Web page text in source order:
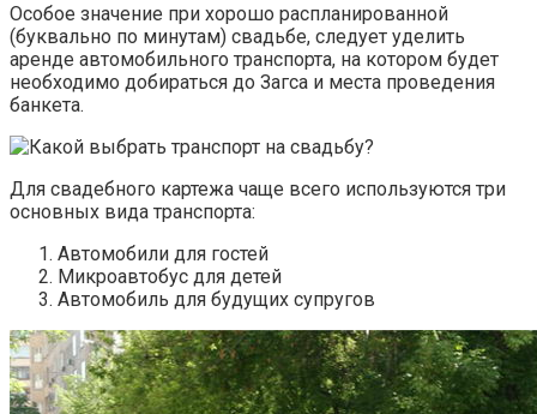
Особое значение при хорошо распланированной
(буквально по минутам) свадьбе, следует уделить
аренде автомобильного транспорта, на котором будет
необходимо добираться до Загса и места проведения
банкета.
Для свадебного картежа чаще всего используются три
основных вида транспорта:
Автомобили для гостей
Микроавтобус для детей
Автомобиль для будущих супругов